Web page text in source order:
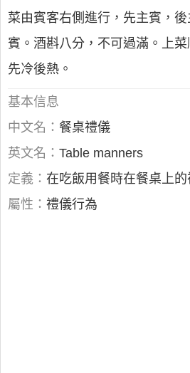
菜由賓客右側進行，先主賓，
賓。酒斟八分，不可過滿。上菜
先冷後熱。
基本信息
中文名： 餐桌禮儀
英文名： Table manners
定義： 在吃飯用餐時在餐桌上
屬性： 禮儀行為